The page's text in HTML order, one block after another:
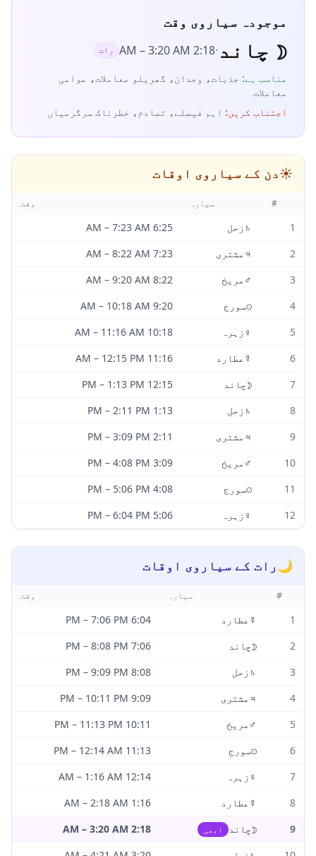
موجودہ سیاروی وقت
☽ چاند ·
2:18 AM
–3:20 AM رات
مناسب ہے: جذبات، وجدان، گھریلو معاملات، عوامی
معاملات
اجتناب کریں: اہم فیصلے، تصادم، خطرناک سرگرمیاں
☀️دن کے سیاروی اوقات
# سیارہ وقت
1
♄ زحل 6:25 AM
– 7:23 AM
2
♃ مشتری 7:23 AM
– 8:22 AM
3
♂ مریخ 8:22 AM
– 9:20 AM
4
☉سورج 9:20 AM
– 10:18 AM
5
♀ زہرہ 10:18 AM
– 11:16 AM
6
☿ عطارد 11:16 AM
– 12:15 PM
7
☽چاند 12:15 PM
– 1:13 PM
8
♄ زحل 1:13 PM
– 2:11 PM
9
♃ مشتری 2:11 PM
– 3:09 PM
10
♂ مریخ 3:09 PM
– 4:08 PM
11
☉سورج 4:08 PM
– 5:06 PM
12
♀ زہرہ 5:06 PM
– 6:04 PM
🌙رات کے سیاروی اوقات
# سیارہ وقت
1
☿ عطارد 6:04 PM
– 7:06 PM
2
☽چاند 7:06 PM
– 8:08 PM
3
♄ زحل 8:08 PM
– 9:09 PM
4
♃ مشتری 9:09 PM
– 10:11 PM
5
♂ مریخ 10:11 PM
– 11:13 PM
6
☉سورج 11:13 PM
– 12:14 AM
7
♀ زہرہ 12:14 AM
– 1:16 AM
8
☿ عطارد 1:16 AM
– 2:18 AM
9
☽چاند ابھی 2:18 AM
– 3:20 AM